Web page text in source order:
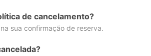
de cancelamento?
sua confirmação de reserva.